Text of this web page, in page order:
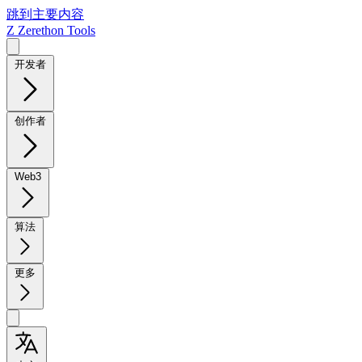
跳到主要内容
Z Zerethon Tools
开发者
创作者
Web3
算法
更多